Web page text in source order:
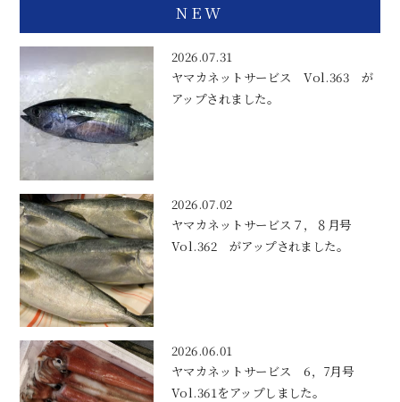
NEW
2026.07.31
ヤマカネットサービス Vol.363 が
アップされました。
2026.07.02
ヤマカネットサービス７，８月号
Vol.362 がアップされました。
2026.06.01
ヤマカネットサービス 6，7月号
Vol.361をアップしました。